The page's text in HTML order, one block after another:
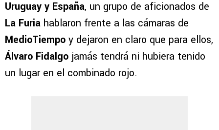
Uruguay y España, un grupo de aficionados de
La Furia hablaron frente a las cámaras de
MedioTiempo y dejaron en claro que para ellos,
Álvaro Fidalgo jamás tendrá ni hubiera tenido
un lugar en el combinado rojo.